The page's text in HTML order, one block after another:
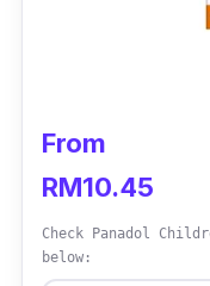
From
RM10.45
Check Panadol
below: